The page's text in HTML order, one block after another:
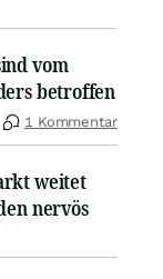
vom
betroffen
1 Kommentar
weitet
nervös